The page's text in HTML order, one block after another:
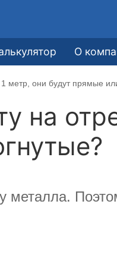
О
метр, они будут прямые
на